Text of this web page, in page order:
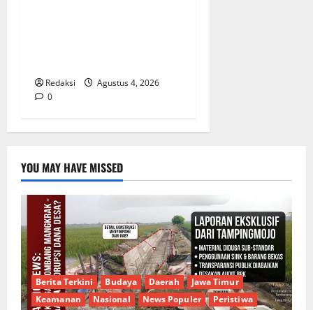
Redaksi
Agustus 4, 2026
0
YOU MAY HAVE MISSED
Berita Terkini Budaya Daerah
Jawa Timur
Keamanan
Nasional News Populer
Peristiwa